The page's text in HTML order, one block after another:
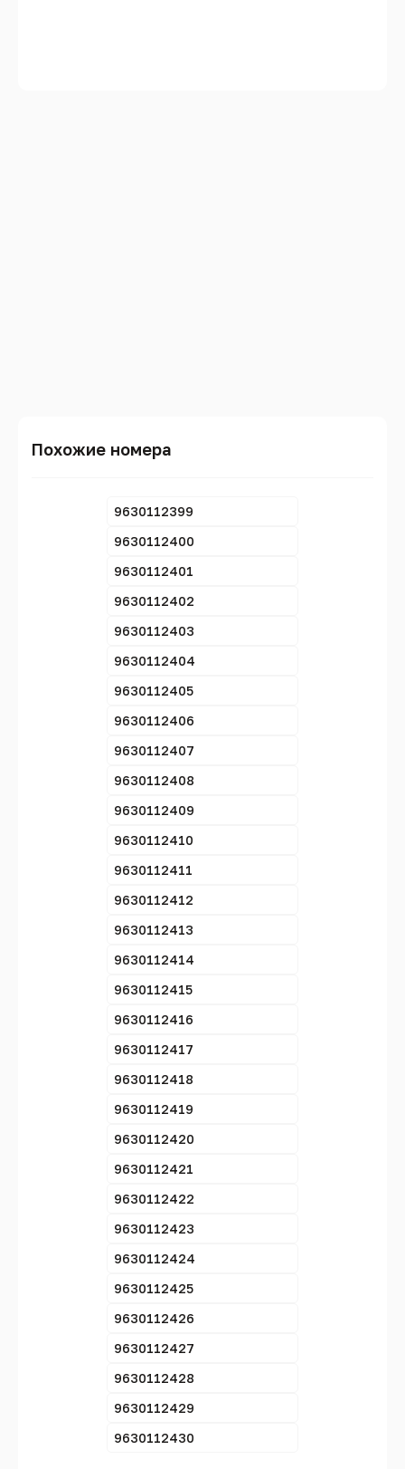
Похожие номера
9630112399
9630112400
9630112401
9630112402
9630112403
9630112404
9630112405
9630112406
9630112407
9630112408
9630112409
9630112410
9630112411
9630112412
9630112413
9630112414
9630112415
9630112416
9630112417
9630112418
9630112419
9630112420
9630112421
9630112422
9630112423
9630112424
9630112425
9630112426
9630112427
9630112428
9630112429
9630112430